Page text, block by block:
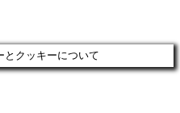
とクッキーについて